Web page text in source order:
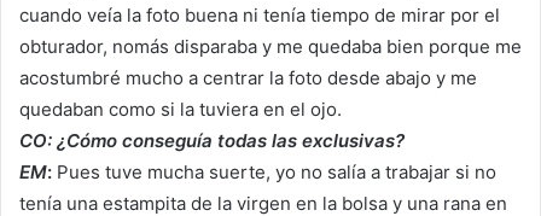
cuando veía la foto buena ni tenía tiempo de mirar por el
obturador, nomás disparaba y me quedaba bien porque me
acostumbré mucho a centrar la foto desde abajo y me
quedaban como si la tuviera en el ojo.
CO: ¿Cómo conseguía todas las exclusivas?
EM: Pues tuve mucha suerte, yo no salía a trabajar si no
tenía una estampita de la virgen en la bolsa y una rana en